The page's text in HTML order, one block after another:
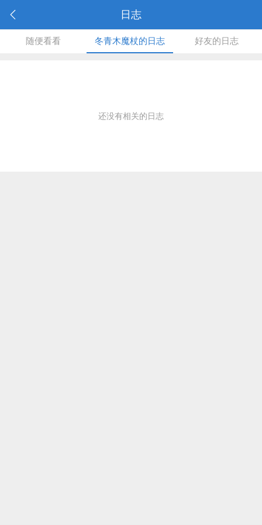
日志
随便看看 冬青木魔杖的日志 好友的日志
还没有相关的日志